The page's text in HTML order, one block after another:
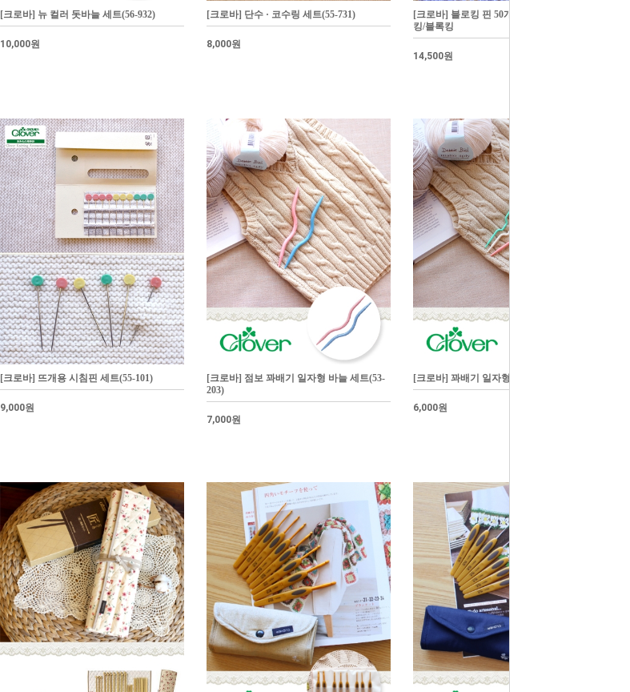
[크로바] 뉴 컬러 돗바늘 세트(56-932)
10,000원
[크로바] 단수 · 코수링 세트(55-731)
8,000원
[크로바] 블로킹 핀 50개 세트(55-405)/블락
킹/블록킹
14,500원
[크로바] 뜨개용 시침핀 세트(55-101)
9,000원
[크로바] 점보 꽈배기 일자형 바늘 세트(53-
203)
7,000원
[크로바] 꽈배기 일자형 바늘 세트(53-201)
6,000원